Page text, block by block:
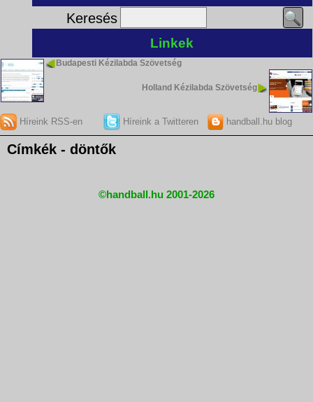
Keresés
Linkek
Budapesti Kézilabda Szövetség
Holland Kézilabda Szövetség
Híreink RSS-en Híreink a Twitteren handball.hu blog
Címkék - döntők
©handball.hu 2001-2026